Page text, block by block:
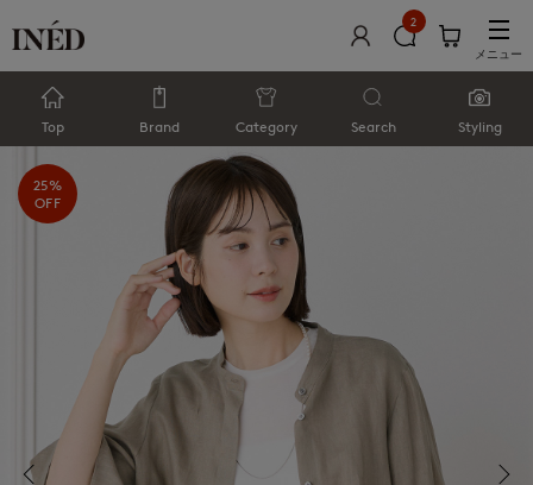
2
メニュー
Top Brand Category Search Styling
25%
OFF